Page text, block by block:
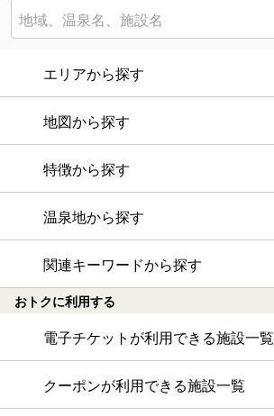
エリアから探す
地図から探す
特徴から探す
温泉地から探す
関連キーワードから探す
おトクに利用する
電子チケットが利用できる施設一覧
クーポンが利用できる施設一覧